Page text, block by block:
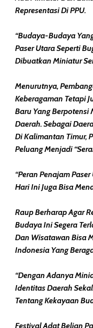
Representasi Di PPU.
“Budaya-Budaya
Paser Utara Seperti
Dibuatkan Miniatur
Menurutnya,
Keberagaman Tetapi
Baru Yang Berpotensi
Daerah. Sebagai
Di Kalimantan Timur,
Peluang Menjadi
“Peran Penajam
Hari Ini Juga Bisa
Raup Berharap Agar
Budaya Ini Segera
Dan Wisatawan Bisa
Indonesia Yang
“Dengan Adanya
Identitas Daerah
Tentang Kekayaan
Festival Adat Belian